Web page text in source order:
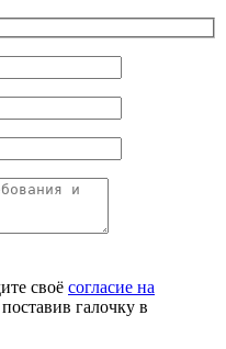
своё согласие на
поставив галочку в